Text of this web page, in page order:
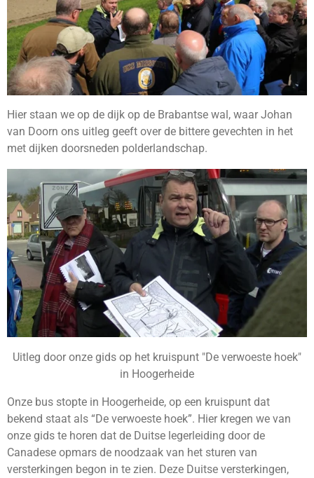
Hier staan we op de dijk op de Brabantse wal, waar Johan
van Doorn ons uitleg geeft over de bittere gevechten in het
met dijken doorsneden polderlandschap.
Uitleg door onze gids op het kruispunt "De verwoeste hoek"
in Hoogerheide
Onze bus stopte in Hoogerheide, op een kruispunt dat
bekend staat als “De verwoeste hoek”. Hier kregen we van
onze gids te horen dat de Duitse legerleiding door de
Canadese opmars de noodzaak van het sturen van
versterkingen begon in te zien. Deze Duitse versterkingen,